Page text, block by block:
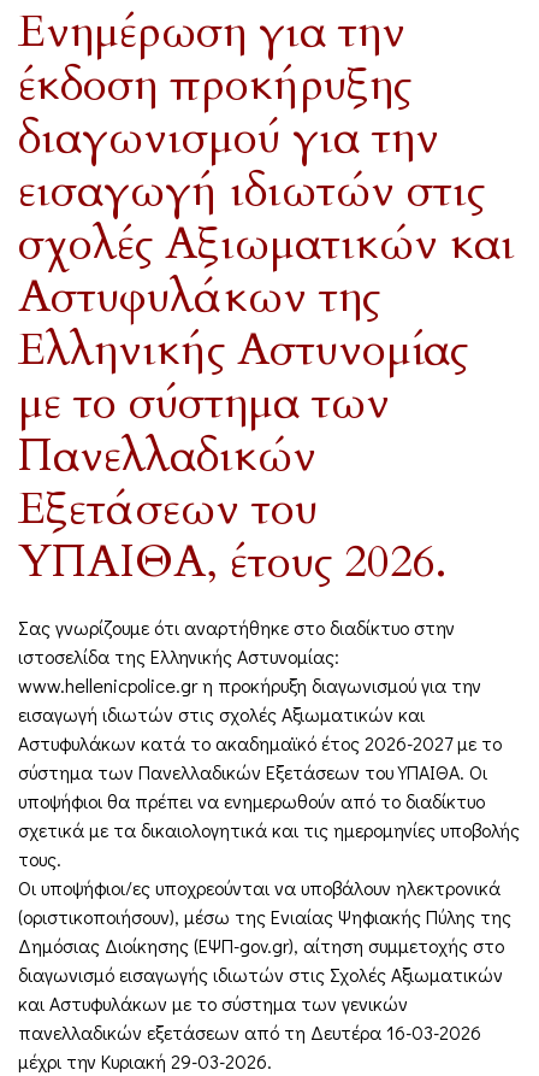
Ενημέρωση για την
έκδοση προκήρυξης
διαγωνισμού για την
εισαγωγή ιδιωτών στις
σχολές Αξιωματικών και
Αστυφυλάκων της
Ελληνικής Αστυνομίας
με το σύστημα των
Πανελλαδικών
Εξετάσεων του
ΥΠΑΙΘΑ, έτους 2026.
Σας γνωρίζουμε ότι αναρτήθηκε στο διαδίκτυο στην
ιστοσελίδα της Ελληνικής Αστυνομίας:
www.hellenicpolice.gr η προκήρυξη διαγωνισμού για την
εισαγωγή ιδιωτών στις σχολές Αξιωματικών και
Αστυφυλάκων κατά το ακαδημαϊκό έτος 2026-2027 με το
σύστημα των Πανελλαδικών Εξετάσεων του ΥΠΑΙΘΑ. Οι
υποψήφιοι θα πρέπει να ενημερωθούν από το διαδίκτυο
σχετικά με τα δικαιολογητικά και τις ημερομηνίες υποβολής
τους.
Οι υποψήφιοι/ες υποχρεούνται να υποβάλουν ηλεκτρονικά
(οριστικοποιήσουν), μέσω της Ενιαίας Ψηφιακής Πύλης της
Δημόσιας Διοίκησης (ΕΨΠ-gov.gr), αίτηση συμμετοχής στο
διαγωνισμό εισαγωγής ιδιωτών στις Σχολές Αξιωματικών
και Αστυφυλάκων με το σύστημα των γενικών
πανελλαδικών εξετάσεων από τη Δευτέρα 16-03-2026
μέχρι την Κυριακή 29-03-2026.